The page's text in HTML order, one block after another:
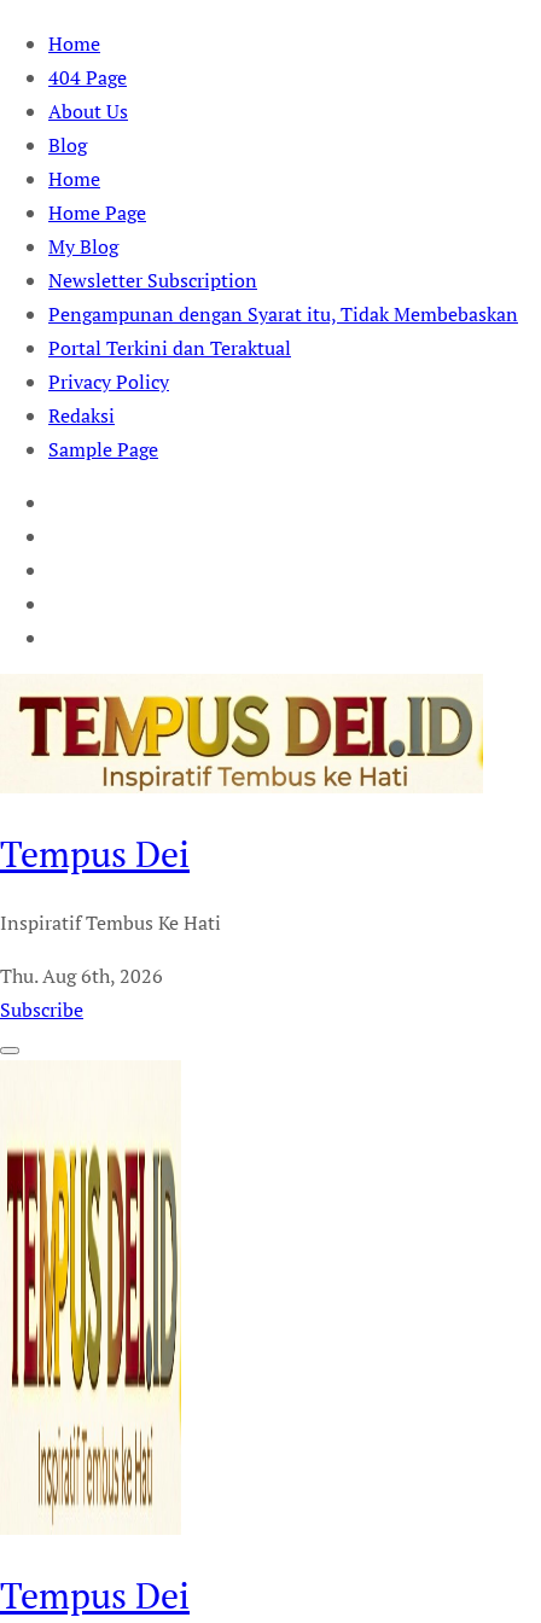
Skip
content
Home
404 Page
About Us
Blog
Home
Home Page
My Blog
Newsletter Subscription
Pengampunan dengan Syarat itu, Tidak Membebaskan
Portal Terkini dan Teraktual
Privacy Policy
Redaksi
Sample Page
Tempus Dei
Inspiratif Tembus Ke Hati
Thu. Aug 6th, 2026
Subscribe
Tempus Dei